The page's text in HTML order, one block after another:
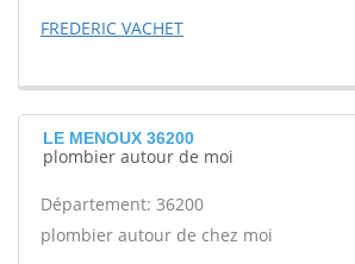
FREDERIC VACHET
LE MENOUX 36200
plombier autour de moi
Département: 36200
plombier autour de chez moi